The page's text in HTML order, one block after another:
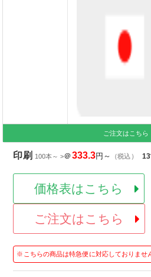
ご注文はこちら
印刷 100本～ >＠333.3円～ （税込）
価格表はこちら
ご注文はこちら
※こちらの商品は特急便に対応しておりませ